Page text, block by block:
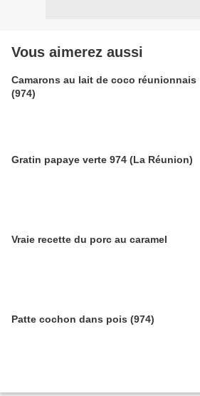
Vous aimerez aussi
Camarons au lait de coco réunionnais
(974)
Gratin papaye verte 974 (La Réunion)
Vraie recette du porc au caramel
Patte cochon dans pois (974)